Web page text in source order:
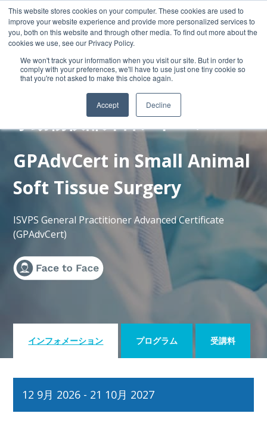
This website stores cookies on your computer. These cookies are used to
improve your website experience and provide more personalized services to
you, both on this website and through other media. To find out more about the
cookies we use, see our Privacy Policy.
We won't track your information when you visit our site. But in order to
comply with your preferences, we'll have to use just one tiny cookie so
that you're not asked to make this choice again.
Accept Decline
小動物軟部外科アドバンス
GPAdvCert in Small Animal
Soft Tissue Surgery
ISVPS General Practitioner Advanced Certificate
(GPAdvCert)
インフォメーション プログラム 受講料
12 9月 2026 - 21 10月 2027